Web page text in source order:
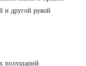
и другой рукой
полушарий.